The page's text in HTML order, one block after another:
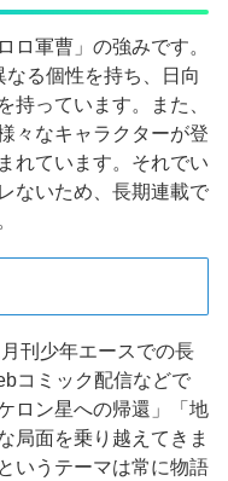
ロ軍曹」の強みです。
る個性を持ち、日向
持っています。また、
々なキャラクターが登
れています。それでい
ないため、長期連載で
刊少年エースでの長
コミック配信などで
ロン星への帰還」「地
局面を乗り越えてきま
いうテーマは常に物語